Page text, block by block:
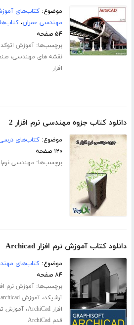
موضوع:کتاب‌های
مهندسی عمران،
۵۴ صفحه
برچسب‌ها:آموزش اتوکد
نقشه های مهندسی،
افزار
دانلود کتاب جزوه مهندسی نرم افزار 2
موضوع:کتاب‌های
۱۲۰ صفحه
برچسب‌ها: مهندسی
دانلود کتاب آموزش نرم افزار Archicad
موضوع:کتاب‌های
۸۴ صفحه
برچسب‌ها:آموزش نرم
آرشیکد،آموزش archicad
افزار ArchiCad
،آموزش
قدم ArchiCad